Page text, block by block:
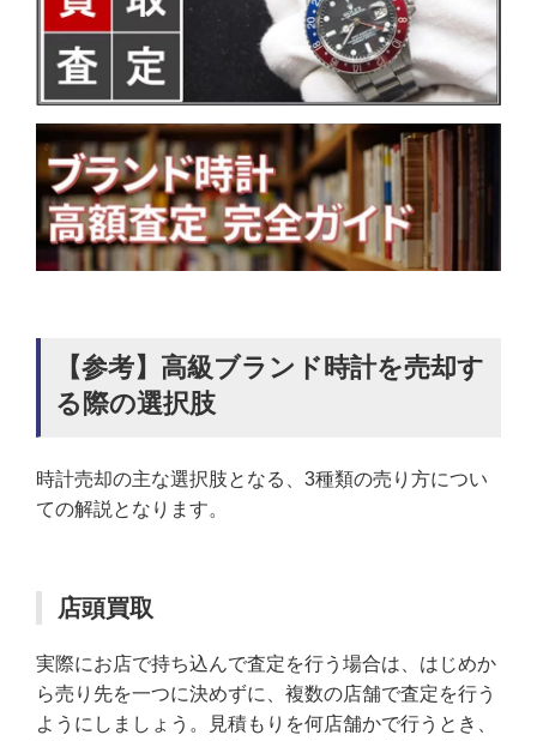
【参考】高級ブランド時計を売却す
る際の選択肢
時計売却の主な選択肢となる、3種類の売り方につい
ての解説となります。
店頭買取
実際にお店で持ち込んで査定を行う場合は、はじめか
ら売り先を一つに決めずに、複数の店舗で査定を行う
ようにしましょう。見積もりを何店舗かで行うとき、